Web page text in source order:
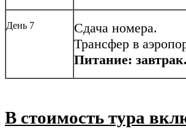
День 7
Сдача номера.
Трансфер в
Питание: завтрак.
В стоимость тура